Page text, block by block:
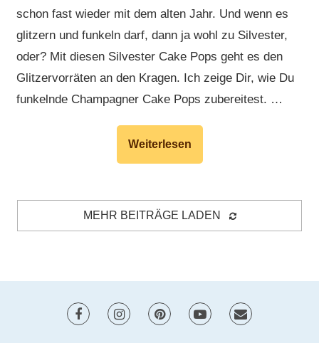
schon fast wieder mit dem alten Jahr. Und wenn es
glitzern und funkeln darf, dann ja wohl zu Silvester,
oder? Mit diesen Silvester Cake Pops geht es den
Glitzervorräten an den Kragen. Ich zeige Dir, wie Du
funkelnde Champagner Cake Pops zubereitest. …
Weiterlesen
MEHR BEITRÄGE LADEN